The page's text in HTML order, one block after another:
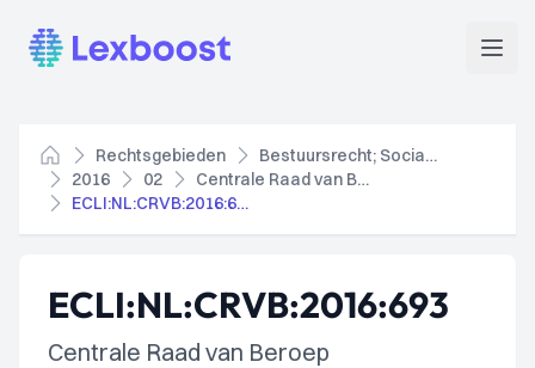
Lexboost
Home
Rechtsgebieden
Bestuursrecht; Socialezekerheidsrecht
2016
02
Centrale Raad van Beroep
ECLI:NL:CRVB:2016:693
ECLI:NL:CRVB:2016:693
Centrale Raad van Beroep